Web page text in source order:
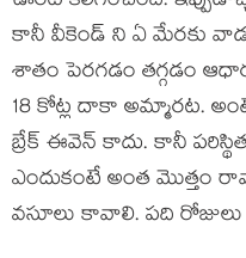
కానీ వీకెండ్ ని ఏ మేరకు
శాతం పెరగడం తగ్గడం
18 కోట్ల దాకా అమ్మారట.
బ్రేక్ ఈవెన్ కాదు. కానీ
ఎందుకంటే అంత మొత్తం
వసూలు కావాలి. పది